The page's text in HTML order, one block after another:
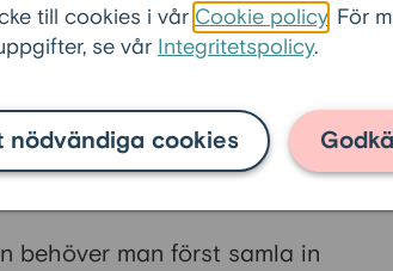
till cookies i vår Cookie policy . För
se vår Integritetspolicy.
nödvändiga cookies
kännedom om dödsboet. Det är
för att sammanställa uppgifterna
behöver man först samla in